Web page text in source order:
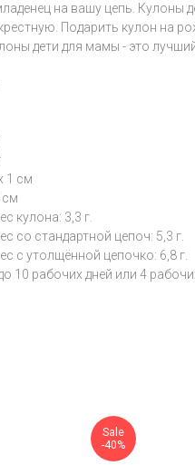
на вашу цепь. Кулоны
Подарить кулон на
дети для мамы - это
1 см
см
кулона: 3,3 г.
со стандартной цепоч: 5,3 г.
с утолщённой цепочко: 6,8 г.
10 рабочих дней или 4
Sale
-40%